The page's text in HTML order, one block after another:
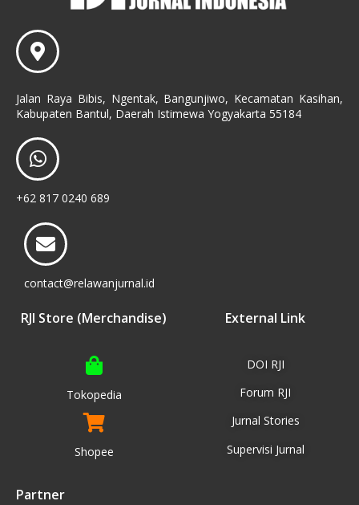
Jalan Raya Bibis, Ngentak, Bangunjiwo, Kecamatan Kasihan,
Kabupaten Bantul, Daerah Istimewa Yogyakarta 55184
+62 817 0240 689
contact@relawanjurnal.id
RJI Store (Merchandise)
Tokopedia
Shopee
External Link
DOI RJI
Forum RJI
Jurnal Stories
Supervisi Jurnal
Partner